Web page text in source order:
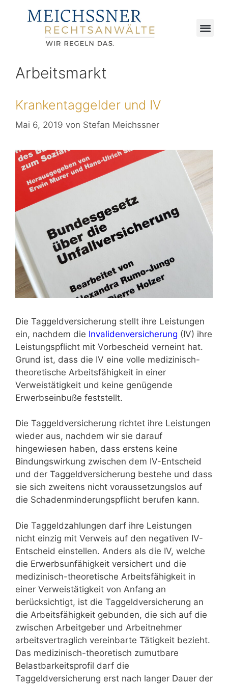
Arbeitsmarkt
Krankentaggelder und IV
Mai 6, 2019 von Stefan Meichssner
Die Taggeldversicherung stellt ihre Leistungen
ein, nachdem die Invalidenversicherung (IV) ihre
Leistungspflicht mit Vorbescheid verneint hat.
Grund ist, dass die IV eine volle medizinisch-
theoretische Arbeitsfähigkeit in einer
Verweistätigkeit und keine genügende
Erwerbseinbuße feststellt.
Die Taggeldversicherung richtet ihre Leistungen
wieder aus, nachdem wir sie darauf
hingewiesen haben, dass erstens keine
Bindungswirkung zwischen dem IV-Entscheid
und der Taggeldversicherung bestehe und dass
sie sich zweitens nicht voraussetzungslos auf
die Schadenminderungspflicht berufen kann.
Die Taggeldzahlungen darf ihre Leistungen
nicht einzig mit Verweis auf den negativen IV-
Entscheid einstellen. Anders als die IV, welche
die Erwerbsunfähigkeit versichert und die
medizinisch-theoretische Arbeitsfähigkeit in
einer Verweistätigkeit von Anfang an
berücksichtigt, ist die Taggeldversicherung an
die Arbeitsfähigkeit gebunden, die sich auf die
zwischen Arbeitgeber und Arbeitnehmer
arbeitsvertraglich vereinbarte Tätigkeit bezieht.
Das medizinisch-theoretisch zumutbare
Belastbarkeitsprofil darf die
Taggeldversicherung erst nach langer Dauer der